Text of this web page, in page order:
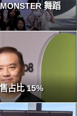
舞蹈
占比 15%